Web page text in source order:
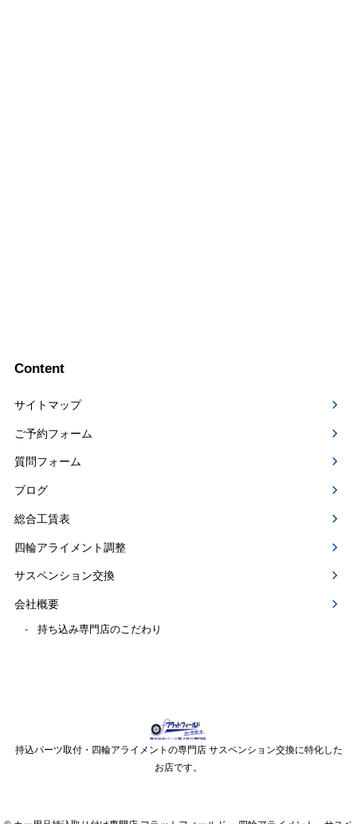
Content
サイトマップ
ご予約フォーム
質問フォーム
ブログ
総合工賃表
四輪アライメント調整
サスペンション交換
会社概要
持ち込み専門店のこだわり
持込パーツ取付・四輪アライメントの専門店 サスペンション交換に特化した
お店です。